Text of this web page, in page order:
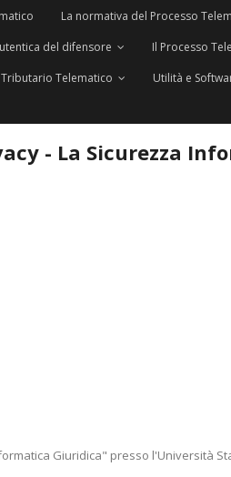
La normativa del Processo
del difensore Il Processo
Telematico Utilità e
- La Sicurezza
Giuridica" presso l'Università